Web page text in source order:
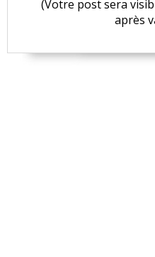
(Votre post sera
après